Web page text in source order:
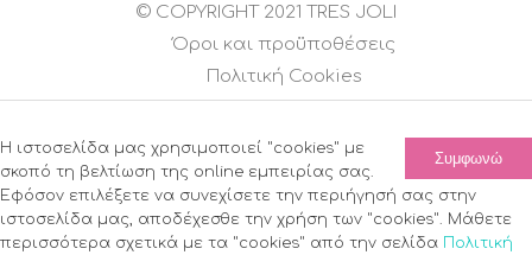
© COPYRIGHT 2021 TRES JOLI
Όροι και προϋποθέσεις
Πολιτική Cookies
Συμφωνώ
Η ιστοσελίδα μας χρησιμοποιεί "cookies" με
σκοπό τη βελτίωση της online εμπειρίας σας.
Εφόσον επιλέξετε να συνεχίσετε την περιήγησή σας στην
ιστοσελίδα μας, αποδέχεσθε την χρήση των "cookies". Μάθετε
περισσότερα σχετικά με τα "cookies" από την σελίδα
Πολιτική